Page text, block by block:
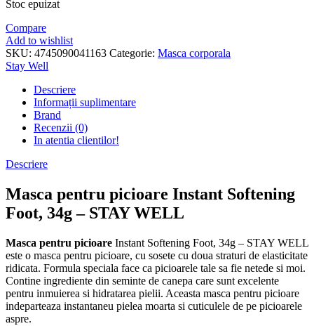
Stoc epuizat
Compare
Add to wishlist
SKU: 4745090041163 Categorie: Masca corporala
Stay Well
Descriere
Informații suplimentare
Brand
Recenzii (0)
In atentia clientilor!
Descriere
Masca pentru picioare Instant Softening
Foot, 34g – STAY WELL
Masca pentru picioare Instant Softening Foot, 34g – STAY WELL
este o masca pentru picioare, cu sosete cu doua straturi de elasticitate
ridicata. Formula speciala face ca picioarele tale sa fie netede si moi.
Contine ingrediente din seminte de canepa care sunt excelente
pentru inmuierea si hidratarea pielii. Aceasta masca pentru picioare
indeparteaza instantaneu pielea moarta si cuticulele de pe picioarele
aspre.